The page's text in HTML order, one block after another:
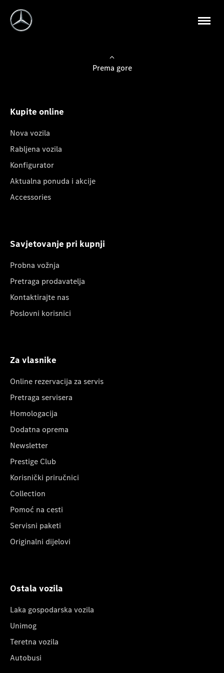
Prema gore
Kupite online
Nova vozila
Rabljena vozila
Konfigurator
Aktualna ponuda i akcije
Accessories
Savjetovanje pri kupnji
Probna vožnja
Pretraga prodavatelja
Kontaktirajte nas
Poslovni korisnici
Za vlasnike
Online rezervacija za servis
Pretraga servisera
Homologacija
Dodatna oprema
Newsletter
Prestige Club
Korisnički priručnici
Collection
Pomoć na cesti
Servisni paketi
Originalni dijelovi
Ostala vozila
Laka gospodarska vozila
Unimog
Teretna vozila
Autobusi